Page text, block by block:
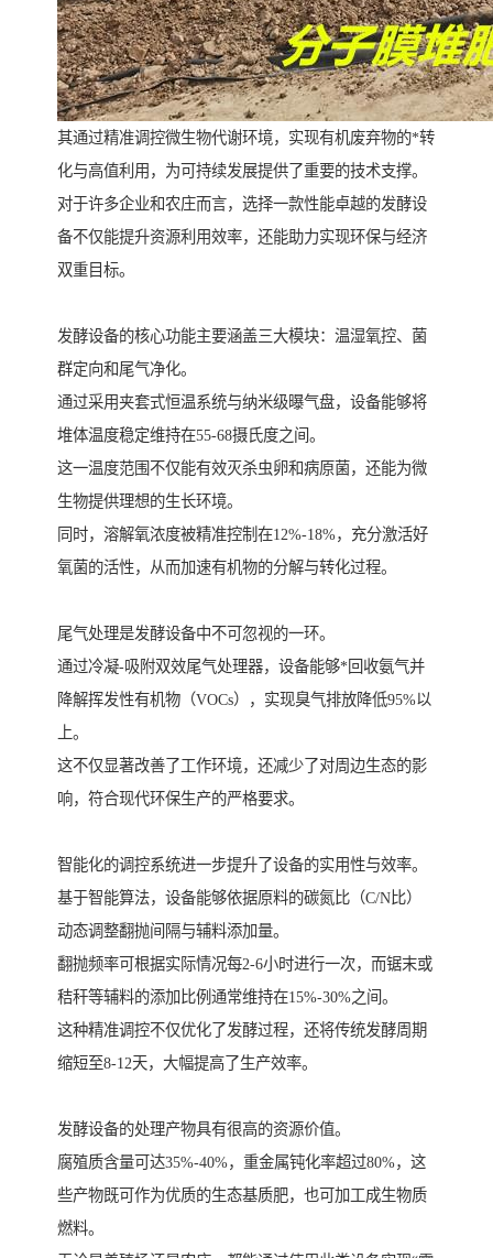
其通过精准调控微生物代谢环境，实现有机废弃物的*转
化与高值利用，为可持续发展提供了重要的技术支撑。
对于许多企业和农庄而言，选择一款性能卓越的发酵设
备不仅能提升资源利用效率，还能助力实现环保与经济
双重目标。
发酵设备的核心功能主要涵盖三大模块：温湿氧控、菌
群定向和尾气净化。
通过采用夹套式恒温系统与纳米级曝气盘，设备能够将
堆体温度稳定维持在55-68摄氏度之间。
这一温度范围不仅能有效灭杀虫卵和病原菌，还能为微
生物提供理想的生长环境。
同时，溶解氧浓度被精准控制在12%-18%，充分激活好
氧菌的活性，从而加速有机物的分解与转化过程。
尾气处理是发酵设备中不可忽视的一环。
通过冷凝-吸附双效尾气处理器，设备能够*回收氨气并
降解挥发性有机物（VOCs），实现臭气排放降低95%以
上。
这不仅显著改善了工作环境，还减少了对周边生态的影
响，符合现代环保生产的严格要求。
智能化的调控系统进一步提升了设备的实用性与效率。
基于智能算法，设备能够依据原料的碳氮比（C/N比）
动态调整翻抛间隔与辅料添加量。
翻抛频率可根据实际情况每2-6小时进行一次，而锯末或
秸秆等辅料的添加比例通常维持在15%-30%之间。
这种精准调控不仅优化了发酵过程，还将传统发酵周期
缩短至8-12天，大幅提高了生产效率。
发酵设备的处理产物具有很高的资源价值。
腐殖质含量可达35%-40%，重金属钝化率超过80%，这
些产物既可作为优质的生态基质肥，也可加工成生物质
燃料。